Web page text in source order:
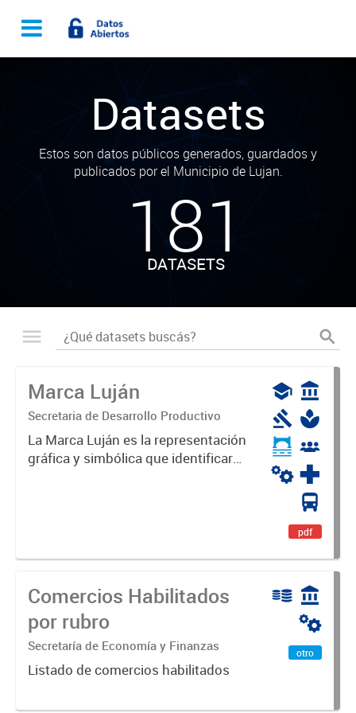
Datasets
Estos son datos públicos generados, guardados y
publicados por el Municipio de Lujan.
181
DATASETS
Marca Luján
Secretaria de Desarrollo Productivo
La Marca Luján es la representación
gráfica y simbólica que identificará
pdf
Comercios Habilitados
por rubro
Secretaría de Economía y Finanzas
Listado de comercios habilitados
otro